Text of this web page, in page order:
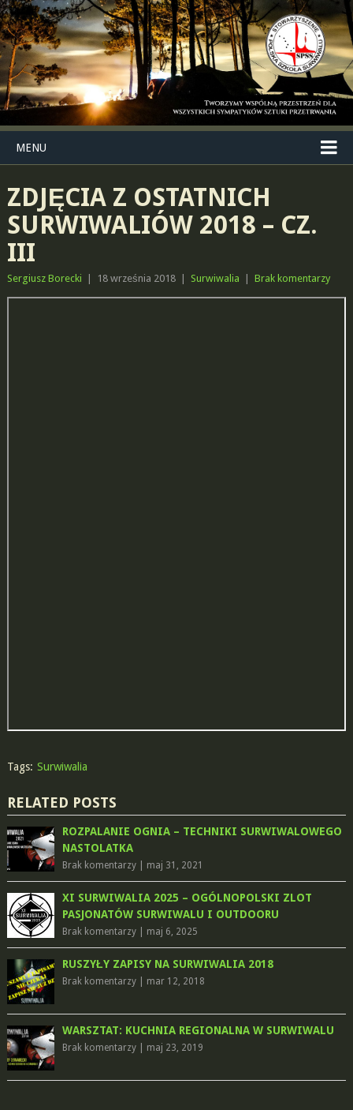
MENU
ZDJĘCIA Z OSTATNICH
SURWIWALIÓW 2018 – CZ.
III
Sergiusz Borecki 18 września 2018 Surwiwalia Brak komentarzy
Tags: Surwiwalia
RELATED POSTS
ROZPALANIE OGNIA – TECHNIKI SURWIWALOWEGO
NASTOLATKA
Brak komentarzy| maj 31, 2021
XI SURWIWALIA 2025 – OGÓLNOPOLSKI ZLOT
PASJONATÓW SURWIWALU I OUTDOORU
Brak komentarzy| maj 6, 2025
RUSZYŁY ZAPISY NA SURWIWALIA 2018
Brak komentarzy| mar 12, 2018
WARSZTAT: KUCHNIA REGIONALNA W SURWIWALU
Brak komentarzy| maj 23, 2019